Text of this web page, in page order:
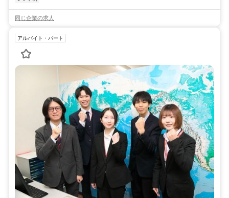
同じ企業の求人
アルバイト・パート